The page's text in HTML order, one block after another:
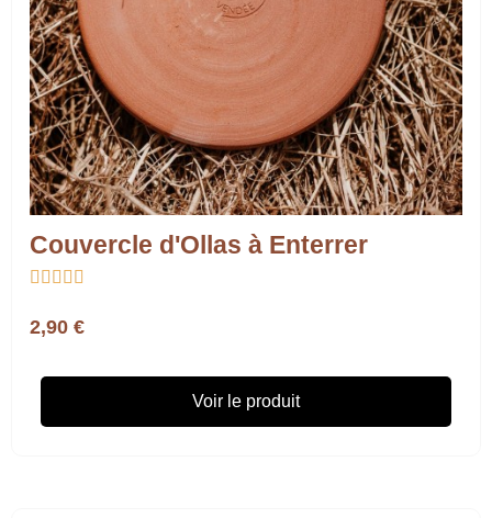
Couvercle d'Ollas à Enterrer
    
2,90 €
Voir le produit